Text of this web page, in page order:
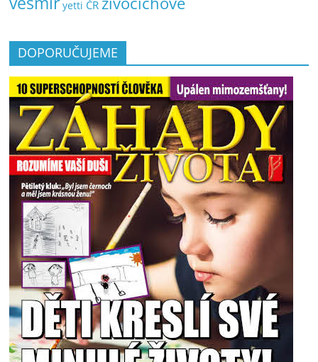
yetti ČR
DOPORUČUJEME